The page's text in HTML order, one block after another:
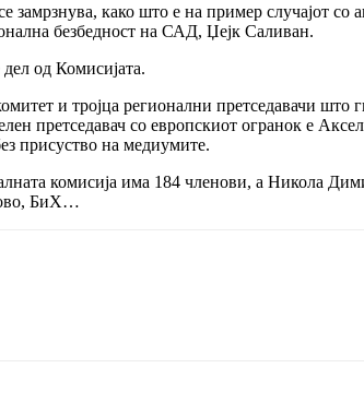
замрзнува, како што е на пример случајот
безбедност на САД, Џејк Саливан.
од Комисијата.
и тројца регионални претседавачи
претседавач со европскиот огранок е
присуство на медиумите.
комисија има 184 членови, а Никола
БиХ…